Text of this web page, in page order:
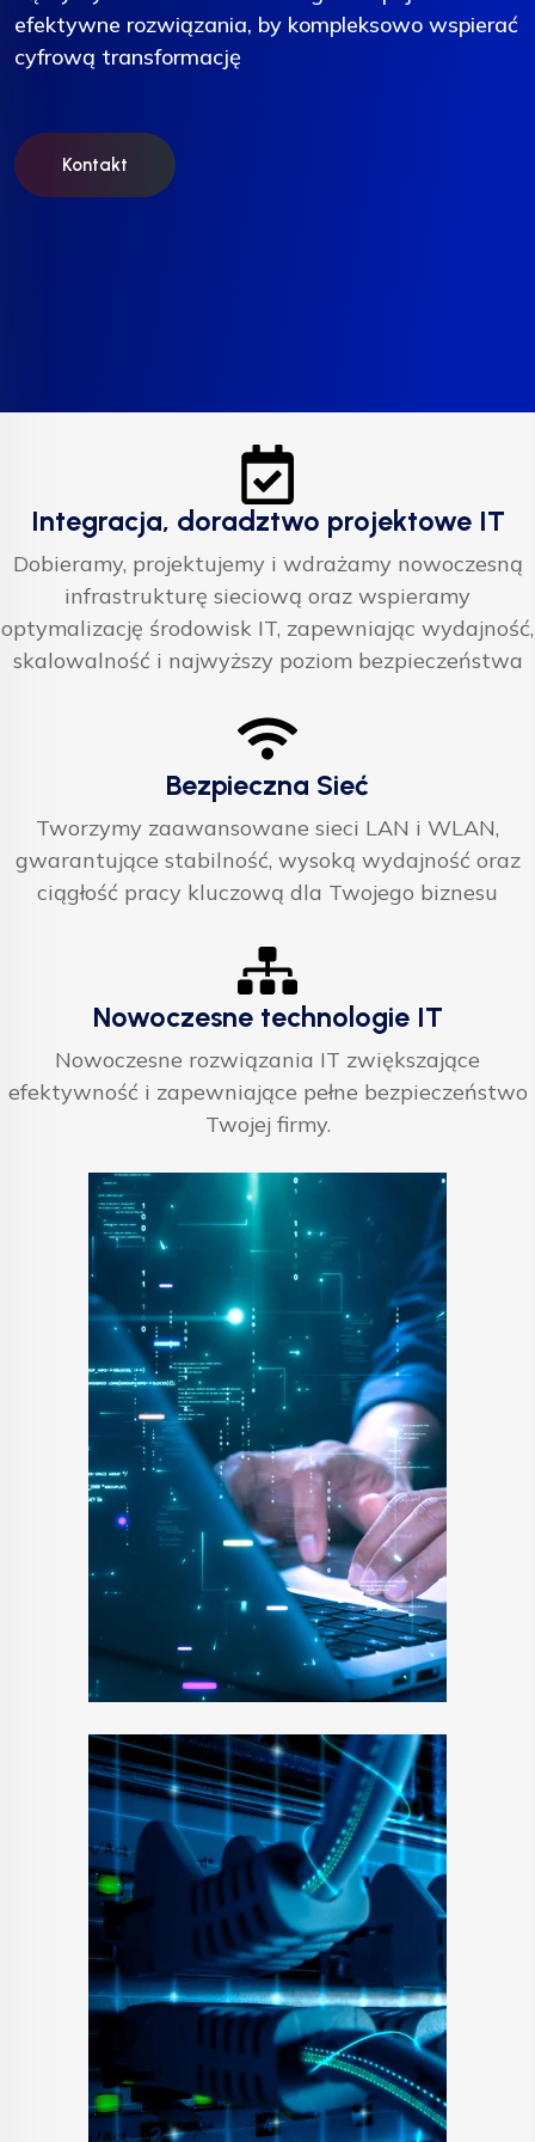
efektywne rozwiązania, by kompleksowo wspierać
cyfrową transformację
Kontakt
efektywne rozwiązania, by kompleksowo wspierać
cyfrową transformację
Kontakt
efektywne rozwiązania, by kompleksowo wspierać
cyfrową transformację
Kontakt
Integracja, doradztwo projektowe IT
Dobieramy, projektujemy i wdrażamy nowoczesną
infrastrukturę sieciową oraz wspieramy
optymalizację środowisk IT, zapewniając wydajność,
skalowalność i najwyższy poziom bezpieczeństwa
Bezpieczna Sieć
Tworzymy zaawansowane sieci LAN i WLAN,
gwarantujące stabilność, wysoką wydajność oraz
ciągłość pracy kluczową dla Twojego biznesu
Nowoczesne technologie IT
Nowoczesne rozwiązania IT zwiększające
efektywność i zapewniające pełne bezpieczeństwo
Twojej firmy.